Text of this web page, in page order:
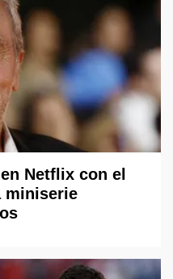
Netflix con el
miniserie